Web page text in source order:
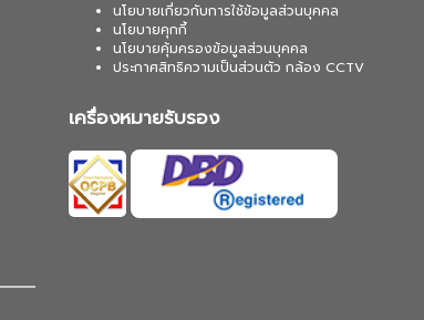
นโยบายเกี่ยวกับการใช้ข้อมูลส่วนบุคคล
นโยบายคุกกี้
นโยบายคุ้มครองข้อมูลส่วนบุคคล
ประกาศสิทธิความเป็นส่วนตัว กล้อง CCTV
เครื่องหมายรับรอง